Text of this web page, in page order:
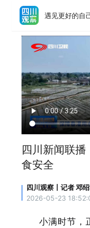
遇见更好的自
四川新闻联
食安全
四川观察丨记者 邓
2026-05-23
小满时节，